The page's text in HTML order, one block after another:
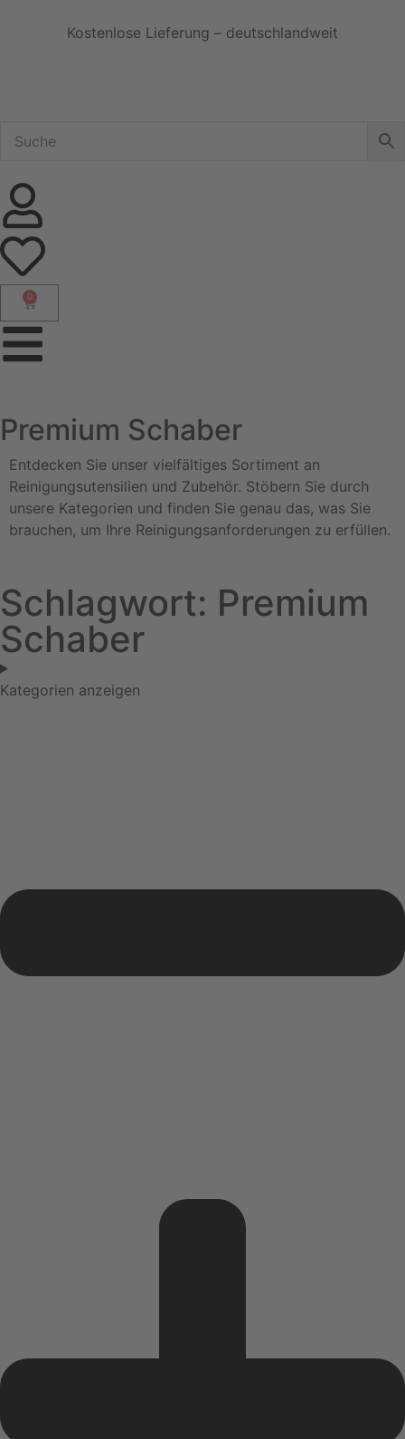
Kostenlose Lieferung – deutschlandweit
0
Premium Schaber
Entdecken Sie unser vielfältiges Sortiment an
Reinigungsutensilien und Zubehör. Stöbern Sie durch
unsere Kategorien und finden Sie genau das, was Sie
brauchen, um Ihre Reinigungsanforderungen zu erfüllen.
Schlagwort: Premium
Schaber
Kategorien anzeigen